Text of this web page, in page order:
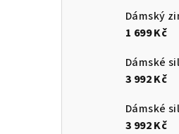
Dámský
1 699 Kč
3 992 Kč
3 992 Kč